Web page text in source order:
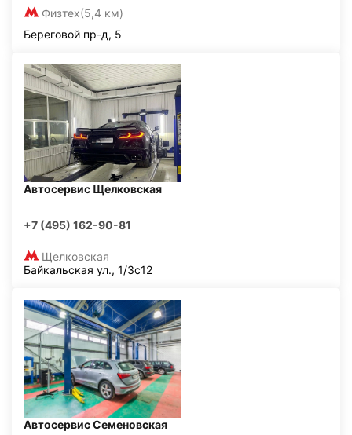
Физтех(5,4 км)
Береговой пр-д, 5
Автосервис Щелковская
+7 (495) 162-90-81
Щелковская
Байкальская ул., 1/3с12
Автосервис Семеновская